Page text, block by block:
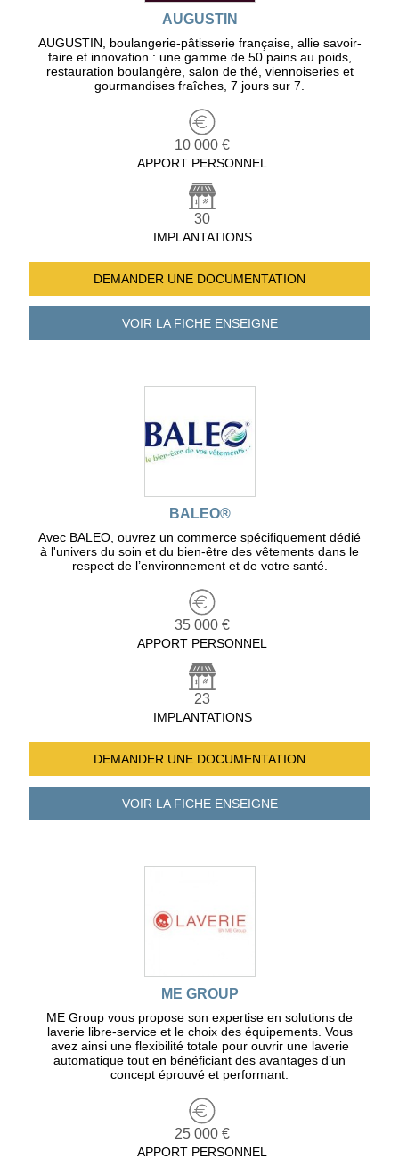
AUGUSTIN
AUGUSTIN, boulangerie-pâtisserie française, allie savoir-
faire et innovation : une gamme de 50 pains au poids,
restauration boulangère, salon de thé, viennoiseries et
gourmandises fraîches, 7 jours sur 7.
10 000 €
APPORT PERSONNEL
30
IMPLANTATIONS
DEMANDER UNE DOCUMENTATION
VOIR LA FICHEENSEIGNE
BALEO®
Avec BALEO, ouvrez un commerce spécifiquement dédié
à l'univers du soin et du bien-être des vêtements dans le
respect de l’environnement et de votre santé.
35 000 €
APPORT PERSONNEL
23
IMPLANTATIONS
DEMANDER UNE DOCUMENTATION
VOIR LA FICHEENSEIGNE
ME GROUP
ME Group vous propose son expertise en solutions de
laverie libre-service et le choix des équipements. Vous
avez ainsi une flexibilité totale pour ouvrir une laverie
automatique tout en bénéficiant des avantages d’un
concept éprouvé et performant.
25 000 €
APPORT PERSONNEL